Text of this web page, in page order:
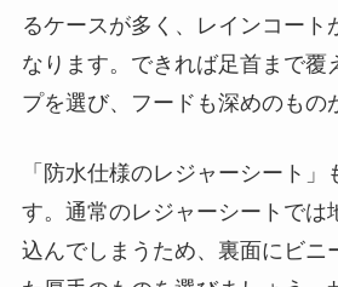
るケースが多く、レインコート
なります。できれば足首まで覆
プを選び、フードも深めのもの
「防水仕様のレジャーシート
す。通常のレジャーシートでは
込んでしまうため、裏面にビニ